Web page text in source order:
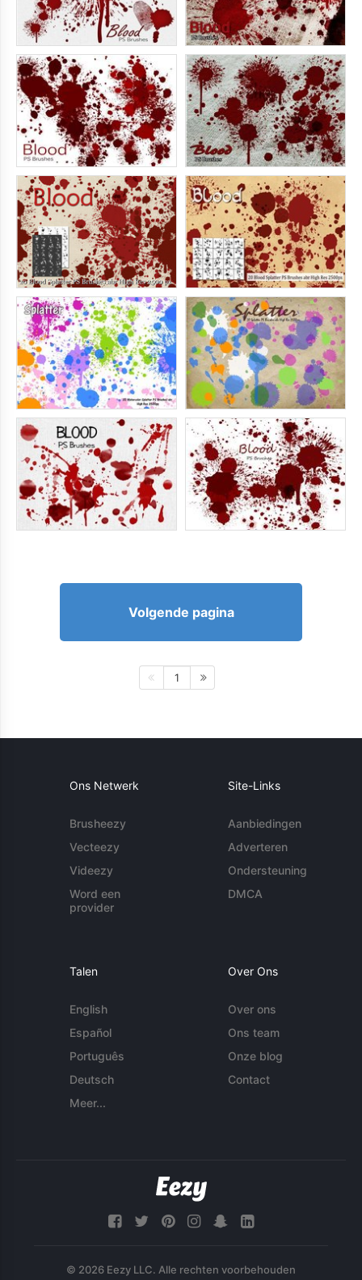
Volgende pagina
1
Ons Netwerk
Brusheezy
Vecteezy
Videezy
Word een
provider
Site-Links
Aanbiedingen
Adverteren
Ondersteuning
DMCA
Talen
English
Español
Português
Deutsch
Meer...
Over Ons
Over ons
Ons team
Onze blog
Contact
© 2026 Eezy LLC. Alle rechten voorbehouden